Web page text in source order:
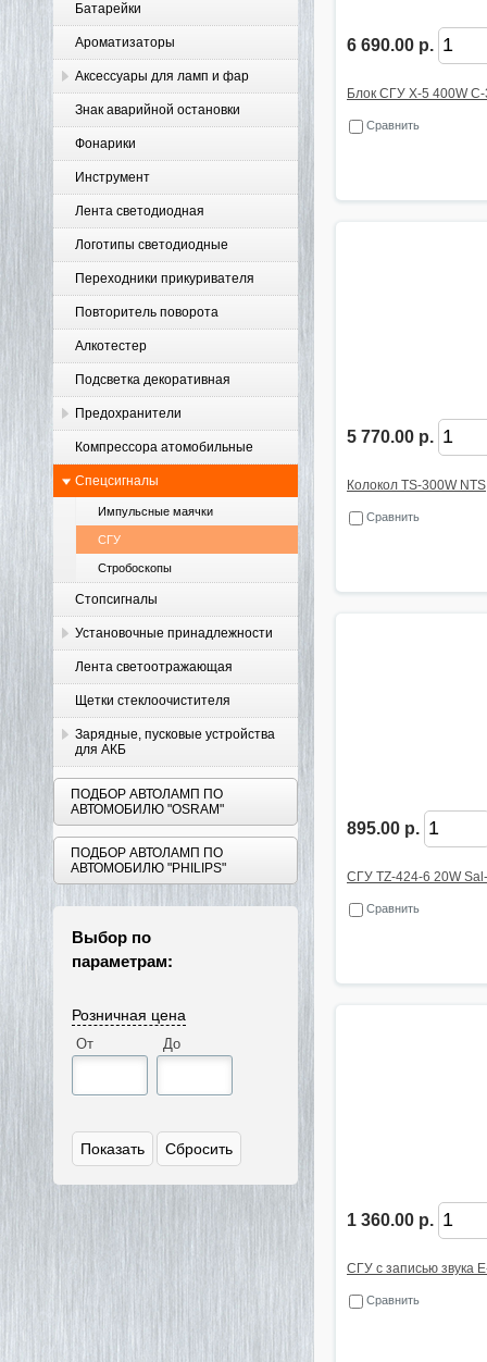
Батарейки
Ароматизаторы
Аксессуары для ламп и фар
Знак аварийной остановки
Фонарики
Инструмент
Лента светодиодная
Логотипы светодиодные
Переходники прикуривателя
Повторитель поворота
Алкотестер
Подсветка декоративная
Предохранители
Компрессора атомобильные
Спецсигналы
Импульсные маячки
СГУ
Стробоскопы
Стопсигналы
Установочные принадлежности
Лента светоотражающая
Щетки стеклоочистителя
Зарядные, пусковые устройства
для АКБ
ПОДБОР АВТОЛАМП ПО
АВТОМОБИЛЮ "OSRAM"
ПОДБОР АВТОЛАМП ПО
АВТОМОБИЛЮ "PHILIPS"
Выбор по
параметрам:
Розничная цена
От До
6 690.00 р.
Блок СГУ X-5 400W
Сравнить
5 770.00 р.
Колокол TS-300W NTS
Сравнить
895.00 р.
СГУ TZ-424-6 20W
Сравнить
1 360.00 р.
СГУ с записью звука
Сравнить